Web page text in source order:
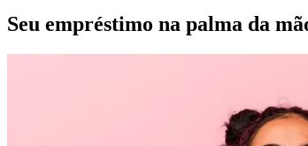
Seu empréstimo na palma da